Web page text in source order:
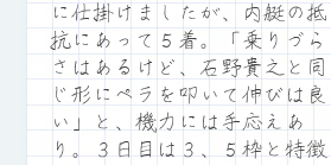
に仕掛けましたが、内艇の抵
抗にあって５着。「乗りづら
さはあるけど、石野貴之と同
じ形にペラを叩いて伸びは良
い」と、機力には手応えあ
り。３日目は３、５枠と特徴